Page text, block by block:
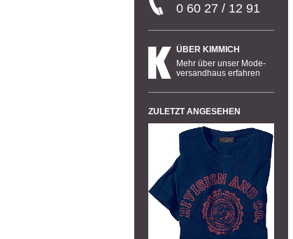
0 60 27 / 12 91
ÜBER KIMMICH
Mehr über unser Mode-
versandhaus erfahren
ZULETZT ANGESEHEN